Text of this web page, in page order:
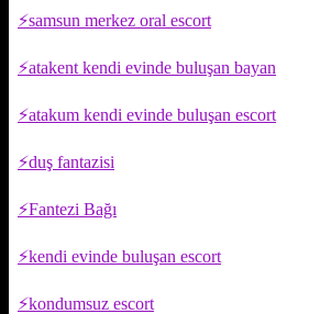
samsun merkez oral escort
atakent kendi evinde buluşan bayan
atakum kendi evinde buluşan escort
duş fantazisi
Fantezi Bağı
kendi evinde buluşan escort
kondumsuz escort